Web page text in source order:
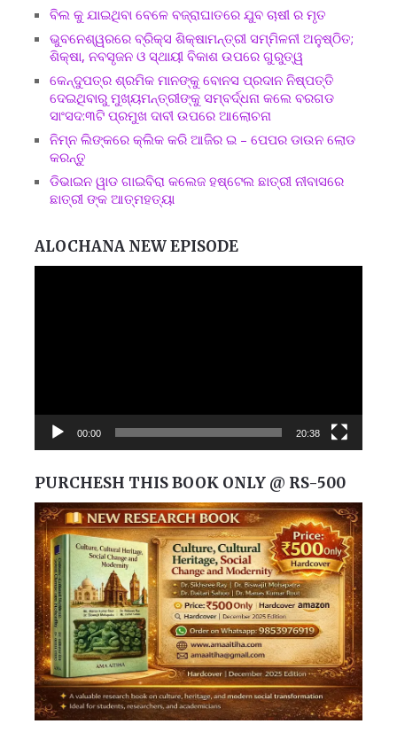
ବିଲ କୁ ଯାଇଥିବା ବେଳେ ବଜ୍ରାଘାତରେ ଯୁବ ଚାଷୀ ର ମୃତ
ଭୁବନେଶ୍ୱରରେ ବ୍ରିକ୍ସ ଶିକ୍ଷାମନ୍ତ୍ରୀ ସମ୍ମିଳନୀ ଅନୁଷ୍ଠିତ;
ଶିକ୍ଷା, ନବସୃଜନ ଓ ସ୍ଥାୟୀ ବିକାଶ ଉପରେ ଗୁରୁତ୍ୱ
କେନ୍ଦୁପତ୍ର ଶ୍ରମିକ ମାନଙ୍କୁ ବୋନସ ପ୍ରଦାନ ନିଷ୍ପତ୍ତି
ଦେଇଥିବାରୁ ମୁଖ୍ୟମନ୍ତ୍ରୀଙ୍କୁ ସମ୍ବର୍ଦ୍ଧନା କଲେ ବରଗଡ
ସାଂସଦ:୩ଟି ପ୍ରମୁଖ ଦାବୀ ଉପରେ ଆଲୋଚନା
ନିମ୍ନ ଲିଙ୍କରେ କ୍ଲିକ କରି ଆଜିର ଇ – ପେପର ଡାଉନ ଲୋଡ
କରନ୍ତୁ
ଡିଭାଇନ ୱାଡ ଗାଇବିରା କଲେଜ ହଷ୍ଟେଲ ଛାତ୍ରୀ ନୀବାସରେ
ଛାତ୍ରୀ ଙ୍କ ଆତ୍ମହତ୍ୟା
ALOCHANA NEW EPISODE
00:00 20:38
PURCHESH THIS BOOK ONLY @ RS-500